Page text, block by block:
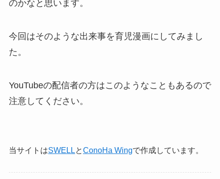
のかなと思います。
今回はそのような出来事を育児漫画にしてみまし
た。
YouTubeの配信者の方はこのようなこともあるので
注意してください。
当サイトはSWELLとConoHa Wingで作成しています。